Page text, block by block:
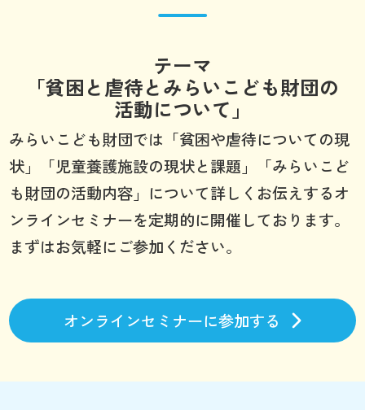
テーマ
「貧困と虐待とみらいこども財団の
活動について」
みらいこども財団では「貧困や虐待についての現
状」「児童養護施設の現状と課題」「みらいこど
も財団の活動内容」について詳しくお伝えするオ
ンラインセミナーを定期的に開催しております。
まずはお気軽にご参加ください。
オンラインセミナーに参加する